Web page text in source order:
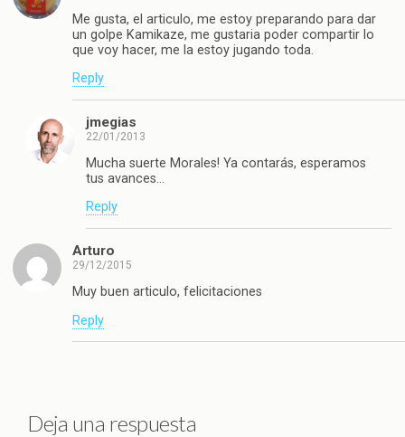
Me gusta, el articulo, me estoy preparando para dar
un golpe Kamikaze, me gustaria poder compartir lo
que voy hacer, me la estoy jugando toda.
Reply
jmegias
22/01/2013
Mucha suerte Morales! Ya contarás, esperamos
tus avances…
Reply
Arturo
29/12/2015
Muy buen articulo, felicitaciones
Reply
Deja una respuesta